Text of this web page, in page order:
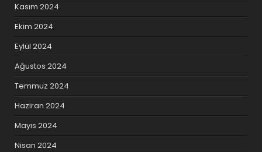
Kasım 2024
Ekim 2024
Eylül 2024
Ağustos 2024
Temmuz 2024
Haziran 2024
Mayıs 2024
Nisan 2024